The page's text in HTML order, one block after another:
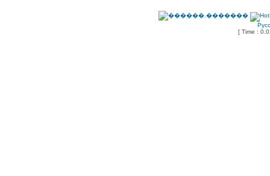
[ Time :